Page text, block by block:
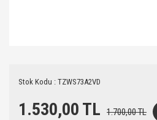
Stok Kodu : TZWS73A2VD
1.530,00 TL 1.700,00 TL